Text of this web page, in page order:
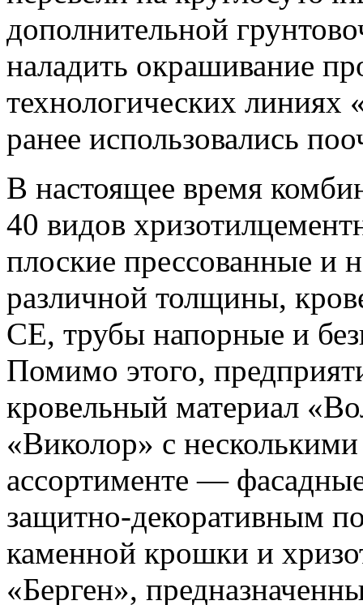
дополнительной
наладить окрашивание
технологических
ранее использовались
В настоящее время
40 видов
плоские прессованные и
различной толщины,
СЕ, трубы напорные и
Помимо этого,
кровельный материал
«Виколор» с
ассортименте —
защитно-декоративным
каменной крошки и
«Берген»,